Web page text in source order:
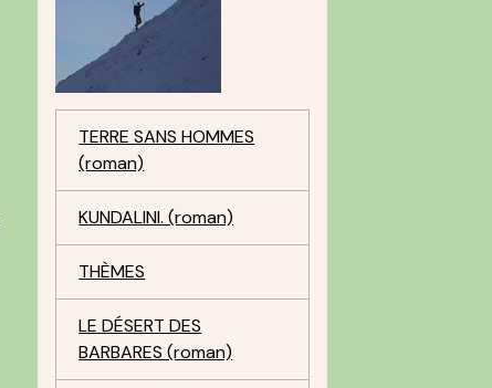
TERRE SANS HOMMES
(roman)
KUNDALINI. (roman)
THÈMES
LE DÉSERT DES
BARBARES (roman)